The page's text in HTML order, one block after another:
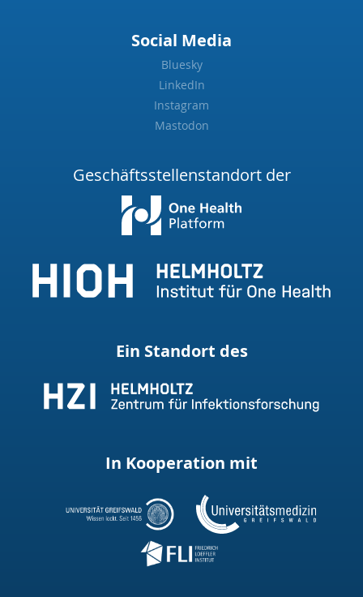
Social Media
Bluesky
LinkedIn
Instagram
Mastodon
Geschäftsstellenstandort der
Ein Standort des
In Kooperation mit